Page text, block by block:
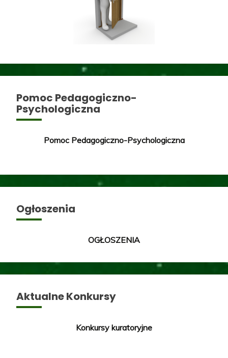
Pomoc Pedagogiczno-
Psychologiczna
Pomoc Pedagogiczno-Psychologiczna
Ogłoszenia
OGŁOSZENIA
Aktualne Konkursy
Konkursy kuratoryjne